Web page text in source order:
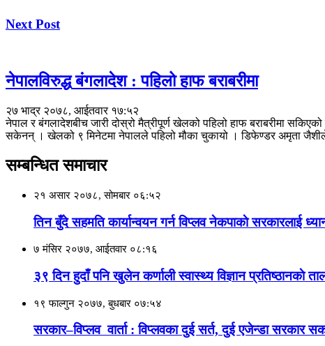
Next Post
नेपालविरुद्ध बंगलादेश : पहिलो हाफ बराबरीमा
२७ भाद्र २०७८, आईतवार १७:५२
नेपाल र बंगलादेशबीच जारी दोस्रो मैत्रीपूर्ण खेलको पहिलो हाफ बराबरीमा
सकेनन् । खेलको ९ मिनेटमा नेपालले पहिलो मौका चुकायो । डिफेण्डर अमृता
सम्बन्धित समाचार
२१ असार २०७८, सोमबार ०६:५२
तिन बुँदे सहमति कार्यान्वयन गर्न विप्लव नेकपाकाे सरकारलाई
७ मंसिर २०७७, आईतवार ०८:१६
३९ दिन हुदाँ पनि खुलेन कर्णाली स्वास्थ्य विज्ञान प्रतिष्ठानकाे
१९ फाल्गुन २०७७, बुधबार ०७:५४
सरकार–विप्लव वार्ता : विप्लवका दुई सर्त, दुई एजेन्डा सरकार